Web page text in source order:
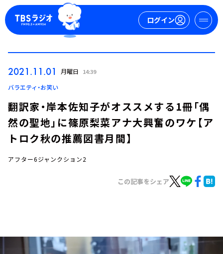
ログイン
ログイン
イベント・グッズ
YouTube
2021.11.01 月曜日 14:39
バラエティ・お笑い
翻訳家・岸本佐知子がオススメする1冊「偶
然の聖地」に篠原梨菜アナ大興奮のワケ【ア
トロク秋の推薦図書月間】
アフター6ジャンクション2
この記事をシェア